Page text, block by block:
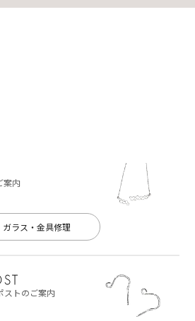
案内
ガラス・金具修理
トのご案内